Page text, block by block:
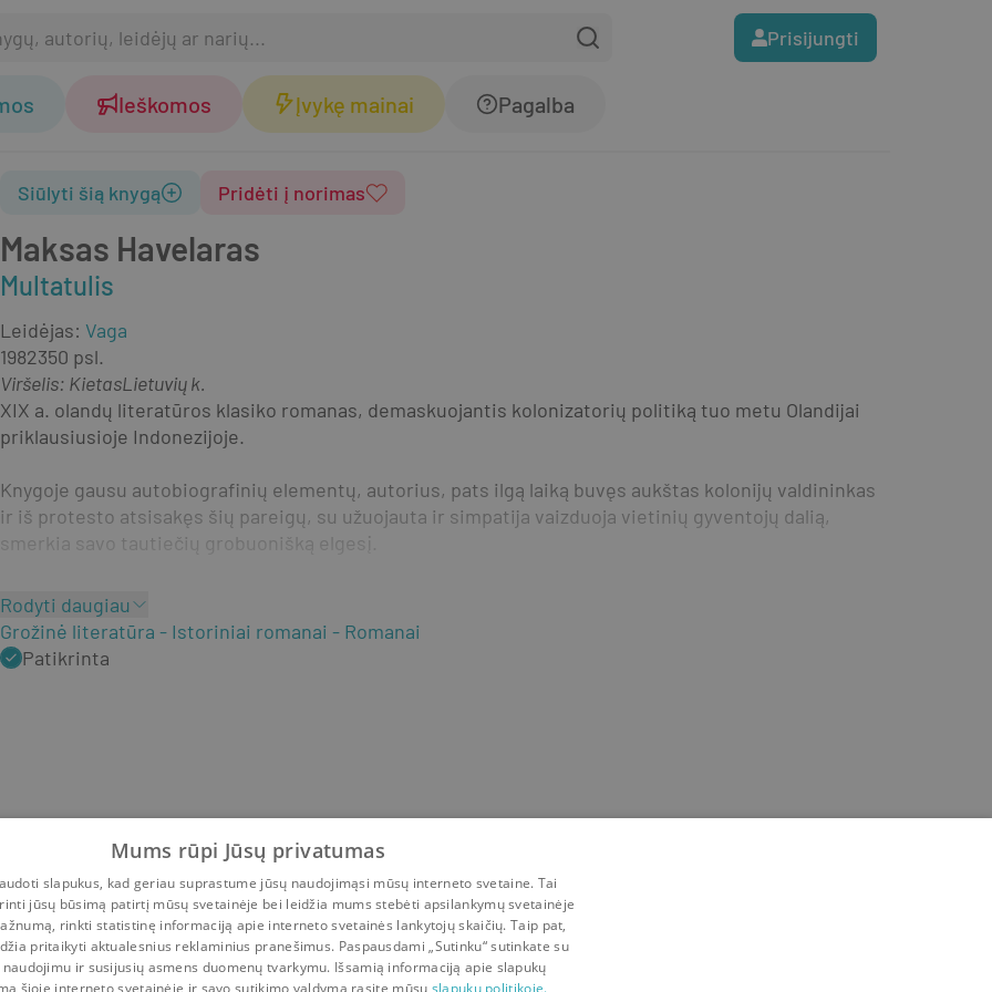
Prisijungti
Ieškomos Įvykę mainai Pagalba
Maksas Havelaras
Multatulis
Siūlyti šią knygą Pridėti į norimas
Leidėjas: Vaga
1982350 psl.
Viršelis: KietasLietuvių k.
XIX a. olandų literatūros klasiko romanas, demaskuojantis kolonizatorių politiką tuo metu Olandijai
priklausiusioje Indonezijoje.
Knygoje gausu autobiografinių elementų, autorius, pats ilgą laiką buvęs aukštas kolonijų valdininkas
ir iš protesto atsisakęs šių pareigų, su užuojauta ir simpatija vaizduoja vietinių gyventojų dalią,
smerkia savo tautiečių grobuonišką elgesį.
Rodyti daugiau
Grožinė literatūra
Istoriniai romanai
Romanai
Patikrinta
Mums rūpi Jūsų privatumas
slapukus, kad geriau suprastume jūsų naudojimąsi mūsų interneto svetaine. Tai
jūsų būsimą patirtį mūsų svetainėje bei leidžia mums stebėti apsilankymų svetainėje
rinkti statistinę informaciją apie interneto svetainės lankytojų skaičių. Taip pat,
pritaikyti aktualesnius reklaminius pranešimus. Paspausdami „Sutinku“ sutinkate su
ir susijusių asmens duomenų tvarkymu. Išsamią informaciją apie slapukų
šioje interneto svetainėje ir savo sutikimo valdymą rasite mūsų slapukų politikoje.